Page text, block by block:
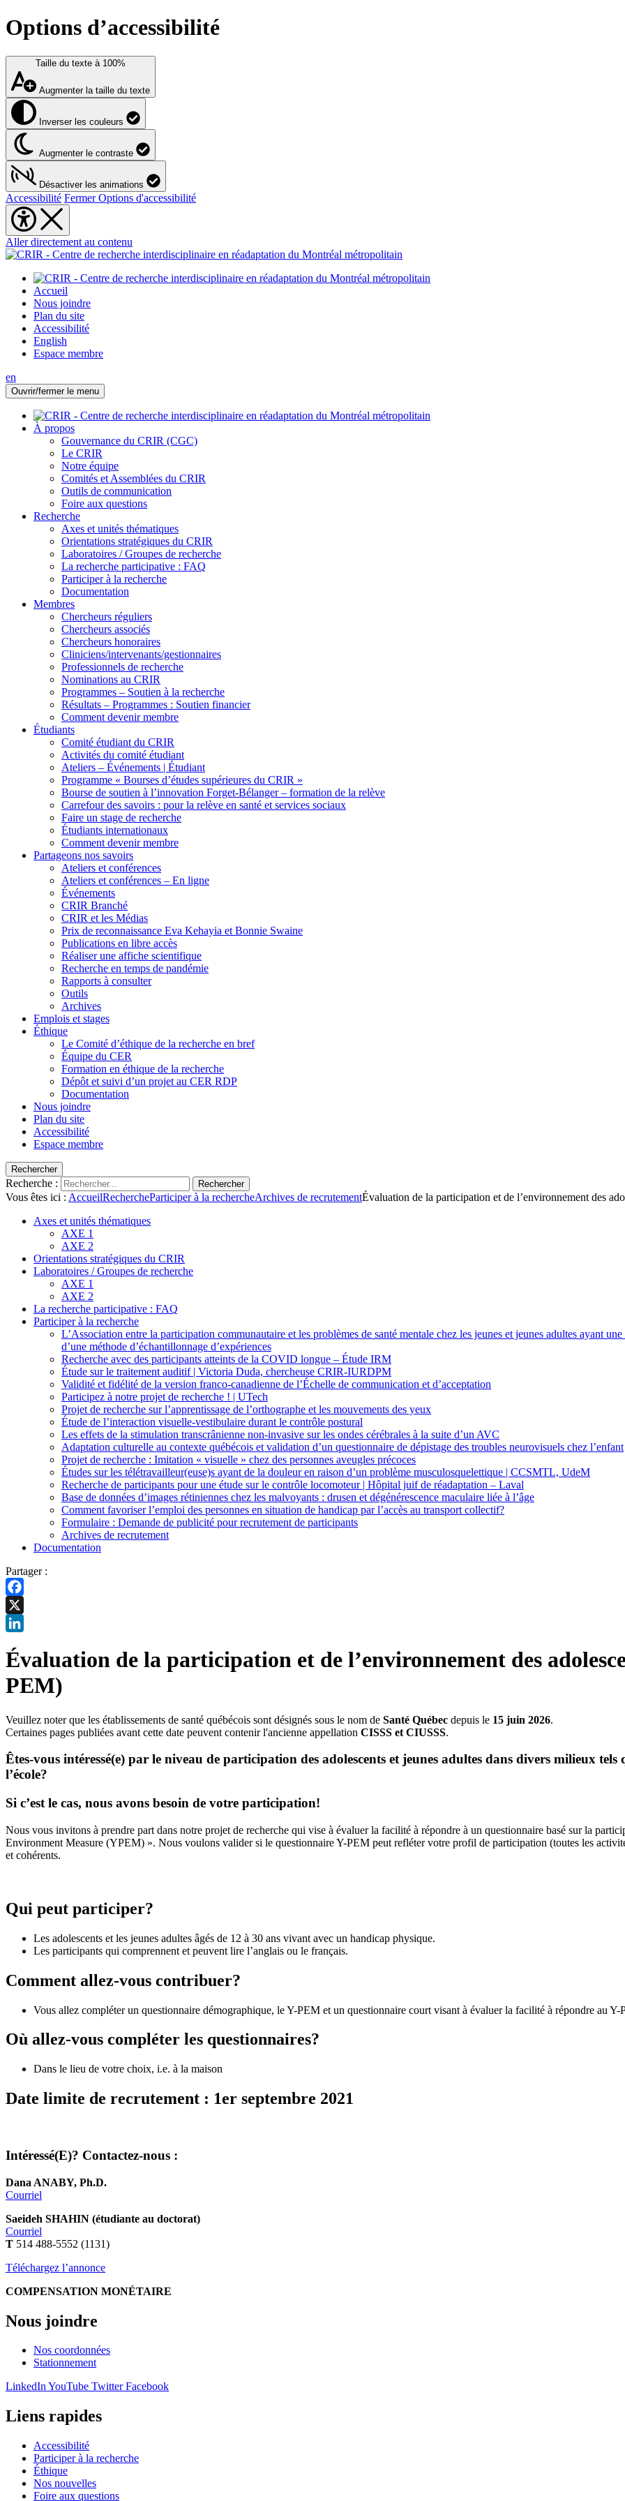
Options d’accessibilité
Taille du texte à 100%
Augmenter la taille du texte
Inverser les couleurs
Augmenter le contraste
Désactiver les animations
Accessibilité Fermer Options d'accessibilité
Aller directement au contenu
Accueil
Nous joindre
Plan du site
Accessibilité
English
Espace membre
en
Ouvrir/fermer le menu
À propos
Gouvernance du CRIR (CGC)
Le CRIR
Notre équipe
Comités et Assemblées du CRIR
Outils de communication
Foire aux questions
Recherche
Axes et unités thématiques
Orientations stratégiques du CRIR
Laboratoires / Groupes de recherche
La recherche participative : FAQ
Participer à la recherche
Documentation
Membres
Chercheurs réguliers
Chercheurs associés
Chercheurs honoraires
Cliniciens/intervenants/gestionnaires
Professionnels de recherche
Nominations au CRIR
Programmes – Soutien à la recherche
Résultats – Programmes : Soutien financier
Comment devenir membre
Étudiants
Comité étudiant du CRIR
Activités du comité étudiant
Ateliers – Événements | Étudiant
Programme « Bourses d’études supérieures du CRIR »
Bourse de soutien à l’innovation Forget-Bélanger – formation de la relève
Carrefour des savoirs : pour la relève en santé et services sociaux
Faire un stage de recherche
Étudiants internationaux
Comment devenir membre
Partageons nos savoirs
Ateliers et conférences
Ateliers et conférences – En ligne
Événements
CRIR Branché
CRIR et les Médias
Prix de reconnaissance Eva Kehayia et Bonnie Swaine
Publications en libre accès
Réaliser une affiche scientifique
Recherche en temps de pandémie
Rapports à consulter
Outils
Archives
Emplois et stages
Éthique
Le Comité d’éthique de la recherche en bref
Équipe du CER
Formation en éthique de la recherche
Dépôt et suivi d’un projet au CER RDP
Documentation
Nous joindre
Plan du site
Accessibilité
Espace membre
Rechercher
Recherche : Rechercher
Vous êtes ici : AccueilRechercheParticiper à la rechercheArchives de recrutementÉvaluation de la participation et de l’environnement des
Axes et unités thématiques
AXE 1
AXE 2
Orientations stratégiques du CRIR
Laboratoires / Groupes de recherche
AXE 1
AXE 2
La recherche participative : FAQ
Participer à la recherche
L’Association entre la participation communautaire et les problèmes de santé mentale chez les jeunes et jeunes adultes ayant
d’une méthode d’échantillonnage d’expériences
Recherche avec des participants atteints de la COVID longue – Étude IRM
Étude sur le traitement auditif | Victoria Duda, chercheuse CRIR-IURDPM
Validité et fidélité de la version franco-canadienne de l’Échelle de communication et d’acceptation
Participez à notre projet de recherche ! | UTech
Projet de recherche sur l’apprentissage de l’orthographe et les mouvements des yeux
Étude de l’interaction visuelle-vestibulaire durant le contrôle postural
Les effets de la stimulation transcrânienne non-invasive sur les ondes cérébrales à la suite d’un AVC
Adaptation culturelle au contexte québécois et validation d’un questionnaire de dépistage des troubles neurovisuels chez l’enfant
Projet de recherche : Imitation « visuelle » chez des personnes aveugles précoces
Études sur les télétravailleur(euse)s ayant de la douleur en raison d’un problème musculosquelettique | CCSMTL, UdeM
Recherche de participants pour une étude sur le contrôle locomoteur | Hôpital juif de réadaptation – Laval
Base de données d’images rétiniennes chez les malvoyants : drusen et dégénérescence maculaire liée à l’âge
Comment favoriser l’emploi des personnes en situation de handicap par l’accès au transport collectif?
Formulaire : Demande de publicité pour recrutement de participants
Archives de recrutement
Documentation
Partager :
Facebook
X
Évaluation de la participation et de l’environnement des
PEM)
Veuillez noter que les établissements de santé québécois sont désignés sous le nom de Santé Québec depuis le 15 juin 2026.
Certaines pages publiées avant cette date peuvent contenir l'ancienne appellation CISSS et CIUSSS.
Êtes-vous intéressé(e) par le niveau de participation des adolescents et jeunes adultes dans divers milieux
l’école?
Si c’est le cas, nous avons besoin de votre participation!
Nous vous invitons à prendre part dans notre projet de recherche qui vise à évaluer la facilité à répondre à un questionnaire basé sur la
Environment Measure (YPEM) ». Nous voulons valider si le questionnaire Y-PEM peut refléter votre profil de participation (toutes les
et cohérents.
Qui peut participer?
Les adolescents et les jeunes adultes âgés de 12 à 30 ans vivant avec un handicap physique.
Les participants qui comprennent et peuvent lire l’anglais ou le français.
Comment allez-vous contribuer?
Vous allez compléter un questionnaire démographique, le Y-PEM et un questionnaire court visant à évaluer la facilité à répondre au Y-
Où allez-vous compléter les questionnaires?
Dans le lieu de votre choix, i.e. à la maison
Date limite de recrutement : 1er septembre 2021
Intéressé(E)? Contactez-nous :
Dana ANABY, Ph.D.
Courriel
Saeideh SHAHIN (étudiante au doctorat)
Courriel
T 514 488-5552 (1131)
Téléchargez l’annonce
COMPENSATION MONÉTAIRE
Nous joindre
Nos coordonnées
Stationnement
LinkedInYouTube Twitter Facebook
Liens rapides
Accessibilité
Participer à la recherche
Éthique
Nos nouvelles
Foire aux questions